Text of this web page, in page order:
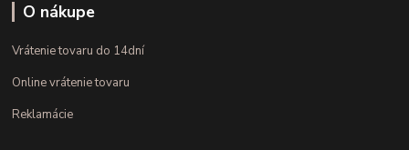
O nákupe
Vrátenie tovaru do 14dní
Online vrátenie tovaru
Reklamácie